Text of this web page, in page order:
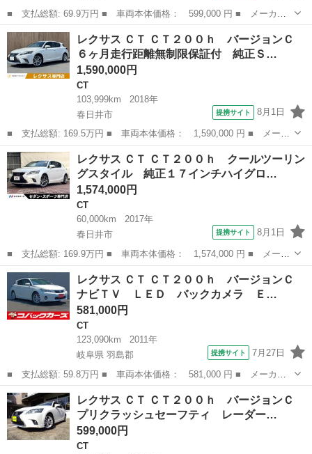
■ 支払総額: 69.9万円 ■ 車両本体価格： 599,000 円 ■ メーカー
名： レクサス ■ 車種名： ＣＴ ■ グレード名： ＣＴ２００
ｈ バージョンＣ Ｂｌｕｅｔｏｏｔｈ対応フルセグナビ バックカ
メラ ＥＴＣ ...
愛知 豊田市 CT
レクサス ＣＴ ＣＴ２００ｈ バージョンＣ
６ヶ月走行距離無制限保証付 純正Ｓ…
1,590,000円
CT
103,999km
2018年
春日井市
提携サイト 8月1日
■ 支払総額: 169.5万円 ■ 車両本体価格： 1,590,000 円 ■ メーカ
ー名： レクサス ■ 車種名： ＣＴ ■ グレード名： ＣＴ２００
ｈ バージョンＣ ６ヶ月走行距離無制限保証付 純正ＳＤナビ フ
ルセグＴ...
愛知 春日井市
レクサス ＣＴ ＣＴ２００ｈ クールツーリン
グスタイル 純正１７インチハイグロ…
1,574,000円
CT
60,000km
2017年
春日井市
提携サイト 8月1日
■ 支払総額: 169.9万円 ■ 車両本体価格： 1,574,000 円 ■ メーカ
ー名： レクサス ■ 車種名： ＣＴ ■ グレード名： ＣＴ２００
ｈ クールツーリングスタイル 純正１７インチハイグロスシルバー
アルミ ...
愛知 春日井市
レクサス ＣＴ ＣＴ２００ｈ バージョンＣ
ナビＴＶ ＬＥＤ バックカメラ Ｅ…
581,000円
CT
123,090km
2011年
岐阜県 羽島郡
提携サイト 7月27日
■ 支払総額: 59.8万円 ■ 車両本体価格： 581,000 円 ■ メーカー
名： レクサス ■ 車種名： ＣＴ ■ グレード名： ＣＴ２００
ｈ バージョンＣ ナビＴＶ ＬＥＤ バックカメラ ＥＴＣ クル
ーズコントロー...
岐阜 羽島郡 CT
レクサス ＣＴ ＣＴ２００ｈ バージョンＣ
プリクラッシュセーフティ レーダー…
599,000円
CT